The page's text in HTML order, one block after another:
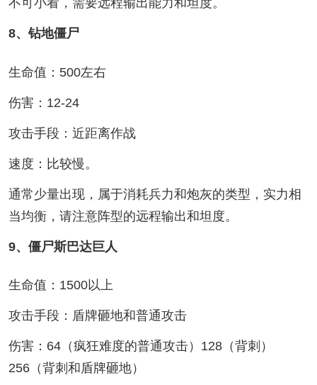
不可小看，需要远程输出能力和坦度。
8、钻地僵尸
生命值：500左右
伤害：12-24
攻击手段：近距离作战
速度：比较慢。
通常少量出现，属于消耗兵力和炮灰的类型，实力相
当均衡，请注意阵型的远程输出和坦度。
9、僵尸斯巴达巨人
生命值：1500以上
攻击手段：盾牌砸地和普通攻击
伤害：64（疯狂难度的普通攻击）128（背刺）
256（背刺和盾牌砸地）